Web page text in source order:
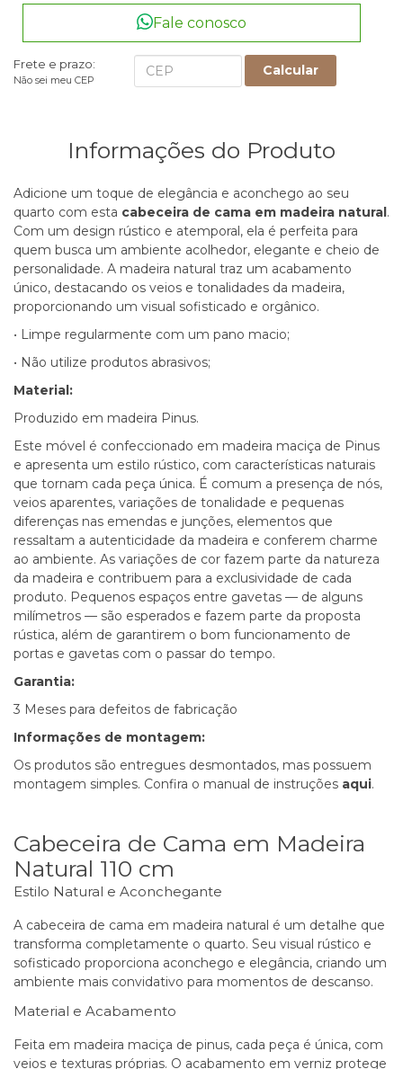
Fale conosco
Frete e prazo:
Não sei meu CEP
Calcular
Informações do Produto
Adicione um toque de elegância e aconchego ao seu
quarto com esta cabeceira de cama em madeira natural.
Com um design rústico e atemporal, ela é perfeita para
quem busca um ambiente acolhedor, elegante e cheio de
personalidade. A madeira natural traz um acabamento
único, destacando os veios e tonalidades da madeira,
proporcionando um visual sofisticado e orgânico.
• Limpe regularmente com um pano macio;
• Não utilize produtos abrasivos;
Material:
Produzido em madeira Pinus.
Este móvel é confeccionado em madeira maciça de Pinus
e apresenta um estilo rústico, com características naturais
que tornam cada peça única. É comum a presença de nós,
veios aparentes, variações de tonalidade e pequenas
diferenças nas emendas e junções, elementos que
ressaltam a autenticidade da madeira e conferem charme
ao ambiente. As variações de cor fazem parte da natureza
da madeira e contribuem para a exclusividade de cada
produto. Pequenos espaços entre gavetas — de alguns
milímetros — são esperados e fazem parte da proposta
rústica, além de garantirem o bom funcionamento de
portas e gavetas com o passar do tempo.
Garantia:
3 Meses para defeitos de fabricação
Informações de montagem:
Os produtos são entregues desmontados, mas possuem
montagem simples. Confira o manual de instruções aqui.
Cabeceira de Cama em Madeira
Natural 110 cm
Estilo Natural e Aconchegante
A cabeceira de cama em madeira natural é um detalhe que
transforma completamente o quarto. Seu visual rústico e
sofisticado proporciona aconchego e elegância, criando um
ambiente mais convidativo para momentos de descanso.
Material e Acabamento
Feita em madeira maciça de pinus, cada peça é única, com
veios e texturas próprias. O acabamento em verniz protege